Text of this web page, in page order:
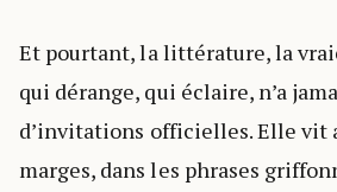
Et pourtant, la littérature, la
qui dérange, qui éclaire, n’a
d’invitations officielles. Elle vit
marges, dans les phrases